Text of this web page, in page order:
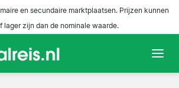
en secundaire marktplaatsen. Prijzen kunnen
lager zijn dan de nominale waarde.